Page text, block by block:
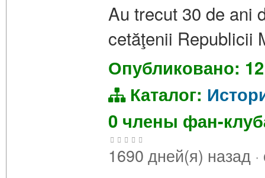
Au trecut 30 de ani
cetăţenii Republicii
Опубликовано:
Каталог:
0 члены фан-
1690 дней(я) назад ·